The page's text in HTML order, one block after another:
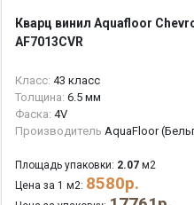
Кварц винил Aquafloor
AF7013CVR
Класс: 43 класс
Толщина: 6.5 мм
Фаска: 4V
Производитель AquaFloor
Площадь упаковки: 2.07 м2
Цена за 1 м2: 8580р.